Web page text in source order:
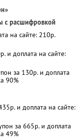
с расшифровкой
на сайте: 210р.
и доплата на сайте:
за 130р. и доплата
90%
и доплата на сайте:
за 665р. и доплата
49%